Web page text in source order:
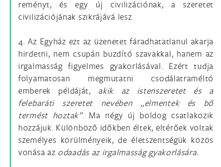
reményt, és egy új civilizációnak, a szeretet
civilizációjának szikrájává lesz.
4. Az Egyház ezt az üzenetet fáradhatatlanul akarja
hirdetni, nem csupán buzdító szavakkal, hanem az
irgalmasság figyelmes gyakorlásával. Ezért tudja
folyamatosan megmutatni csodálatraméltó
emberek példáját, akik az istenszeretet és a
felebaráti szeretet nevében „elmentek és bő
termést hoztak”. Ma négy új boldog csatlakozik
hozzájuk. Különböző időkben éltek, eltérőek voltak
személyes körülményeik, de életszentségük közös
vonása az odaadás az irgalmasság gyakorlására.